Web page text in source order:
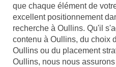
que chaque élément de
excellent positionnement
recherche à Oullins. Qu'il
contenu à Oullins, du choix
Oullins ou du placement
Oullins, nous nous